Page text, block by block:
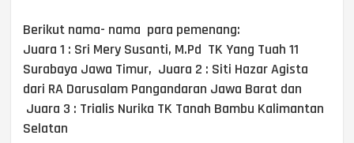
Berikut nama- nama para pemenang:
Juara 1 : Sri Mery Susanti, M.Pd TK Yang Tuah 11
Surabaya Jawa Timur, Juara 2 : Siti Hazar Agista
dari RA Darusalam Pangandaran Jawa Barat dan
Juara 3 : Trialis Nurika TK Tanah Bambu Kalimantan
Selatan